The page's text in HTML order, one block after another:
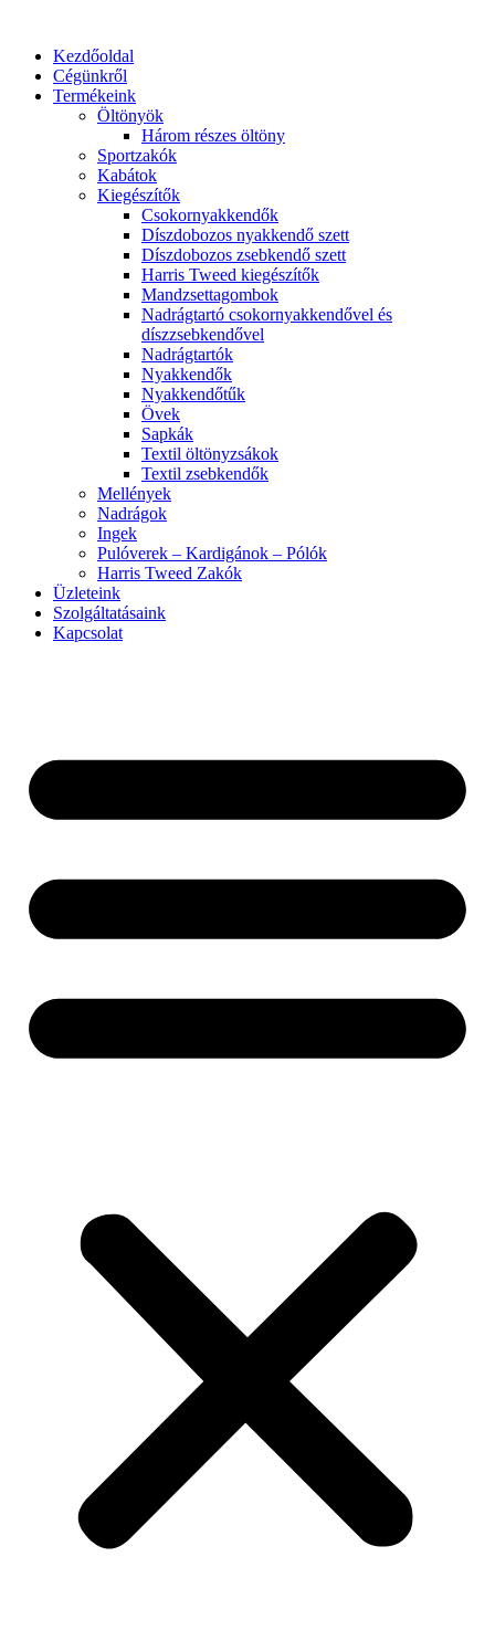
tartalomhozKezdőoldal
Cégünkről
Termékeink
Öltönyök
Három részes öltöny
Sportzakók
Kabátok
Kiegészítők
Csokornyakkendők
Díszdobozos nyakkendő szett
Díszdobozos zsebkendő szett
Harris Tweed kiegészítők
Mandzsettagombok
Nadrágtartó csokornyakkendővel és
díszzsebkendővel
Nadrágtartók
Nyakkendők
Nyakkendőtűk
Övek
Sapkák
Textil öltönyzsákok
Textil zsebkendők
Mellények
Nadrágok
Ingek
Pulóverek – Kardigánok – Pólók
Harris Tweed Zakók
Üzleteink
Szolgáltatásaink
Kapcsolat